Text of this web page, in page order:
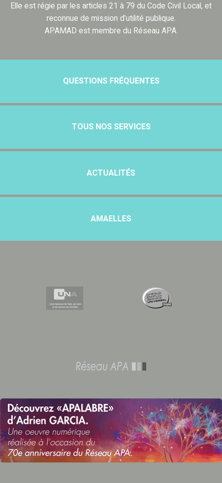
Elle est régie par les articles 21 à 79 du Code Civil Local, et
reconnue de mission d’utilité publique.
APAMAD est membre du Réseau APA.
QUESTIONS FRÉQUENTES
TOUS NOS SERVICES
ACTUALITÉS
AMAELLES